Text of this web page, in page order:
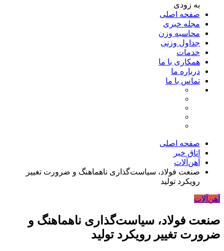
به زودی
صفحه اصلی
مجله خبری
محاسبه وزن
جداول وزنی
خدمات
همکاری با ما
درباره ما
تماس با ما
صفحه اصلی
اتاق خبر
آهن‌آلات
صنعت فولاد، سیاست‌گذاری ناهماهنگ و ضرورت تغییر
رویکرد تولید
آهن‌آلات
صنعت فولاد، سیاست‌گذاری ناهماهنگ و
ضرورت تغییر رویکرد تولید